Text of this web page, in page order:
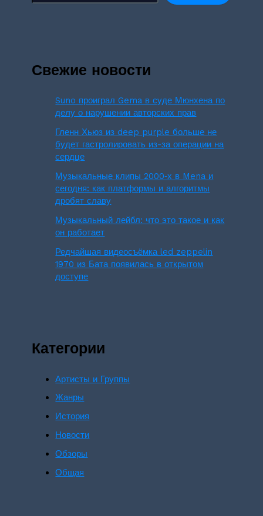
Свежие новости
Suno проиграл Gema в суде Мюнхена по
делу о нарушении авторских прав
Гленн Хьюз из deep purple больше не
будет гастролировать из-за операции на
сердце
Музыкальные клипы 2000‑х в Mena и
сегодня: как платформы и алгоритмы
дробят славу
Музыкальный лейбл: что это такое и как
он работает
Редчайшая видеосъёмка led zeppelin
1970 из Бата появилась в открытом
доступе
Категории
Артисты и Группы
Жанры
История
Новости
Обзоры
Общая